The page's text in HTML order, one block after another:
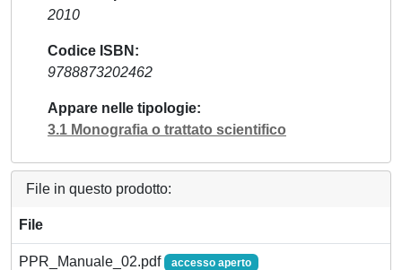
2010
Codice ISBN
9788873202462
Appare nelle tipologie
3.1 Monografia o trattato scientifico
File in questo prodotto:
File
PPR_Manuale_02.pdf accesso aperto